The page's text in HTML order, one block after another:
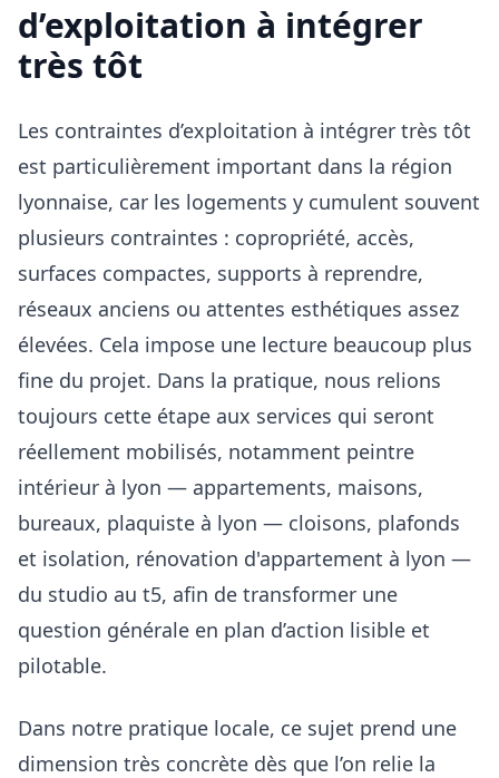
d’exploitation à intégrer
très tôt
Les contraintes d’exploitation à intégrer très tôt
est particulièrement important dans la région
lyonnaise, car les logements y cumulent souvent
plusieurs contraintes : copropriété, accès,
surfaces compactes, supports à reprendre,
réseaux anciens ou attentes esthétiques assez
élevées. Cela impose une lecture beaucoup plus
fine du projet. Dans la pratique, nous relions
toujours cette étape aux services qui seront
réellement mobilisés, notamment peintre
intérieur à lyon — appartements, maisons,
bureaux, plaquiste à lyon — cloisons, plafonds
et isolation, rénovation d'appartement à lyon —
du studio au t5, afin de transformer une
question générale en plan d’action lisible et
pilotable.
Dans notre pratique locale, ce sujet prend une
dimension très concrète dès que l’on relie la